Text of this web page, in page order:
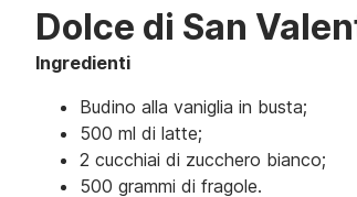
Dolce di San
Ingredienti
Budino alla vaniglia in busta;
500 ml di latte;
2 cucchiai di zucchero bianco;
500 grammi di fragole.